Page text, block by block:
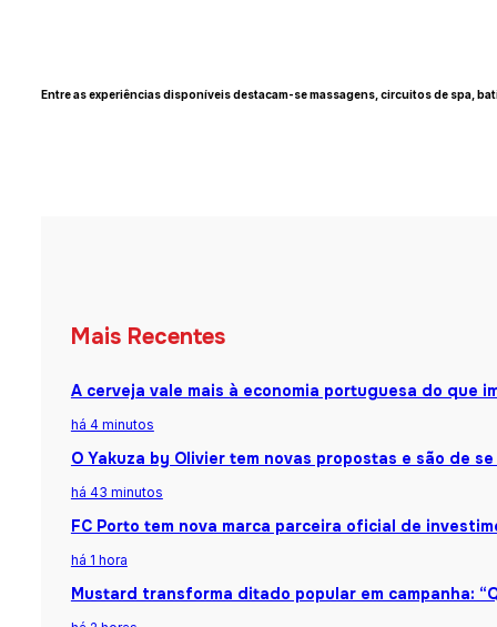
Entre as experiências disponíveis destacam-se massagens, circuitos de spa,
Mais Recentes
A cerveja vale mais à economia portuguesa do que
há 4 minutos
O Yakuza by Olivier tem novas propostas e são de
há 43 minutos
FC Porto tem nova marca parceira oficial de
há 1 hora
Mustard transforma ditado popular em campanha: